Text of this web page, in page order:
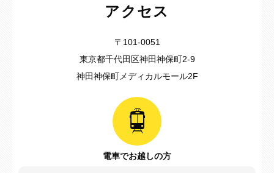
アクセス
〒101-0051
東京都千代田区神田神保町2-9
神田神保町メディカルモール2F
電車でお越しの方